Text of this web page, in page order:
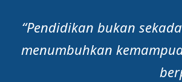
“Pendidikan bukan
menumbuhkan